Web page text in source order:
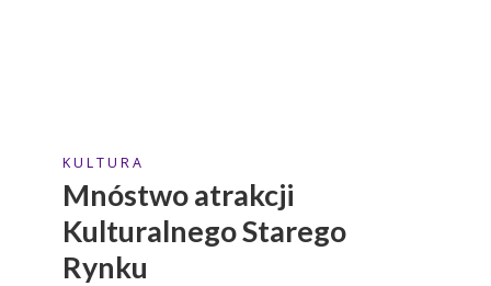
K U L T U R A
Mnóstwo atrakcji
Kulturalnego Starego
Rynku